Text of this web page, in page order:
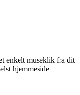
enkelt museklik fra dit
hjemmeside.